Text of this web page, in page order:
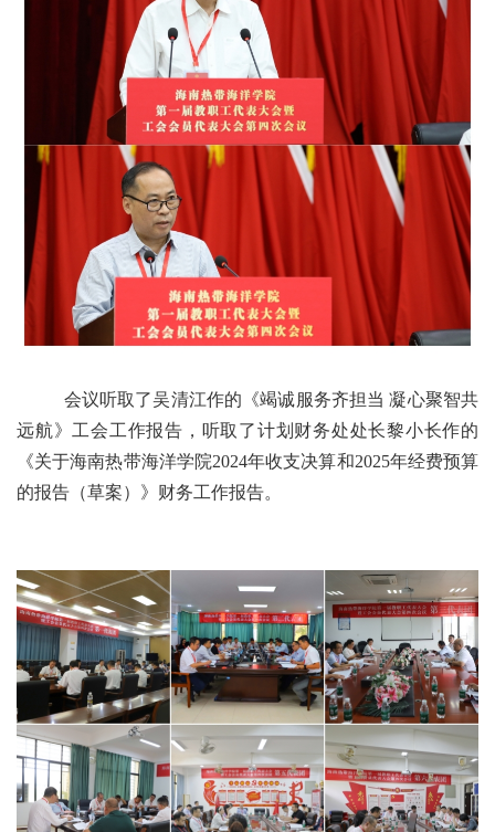
会议听取了吴清江作的 《竭诚服务齐担当 凝心聚智共
远航》工会工作报告， 听取了计划 财务处处长黎小长作的
《关于海南热带海洋学院2024年收支决算和2025年经费预算
的报告 （草案） 》 财务工作报告。